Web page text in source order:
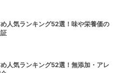
人気ランキング52選！味や栄養価の
人気ランキング52選！無添加・アレ